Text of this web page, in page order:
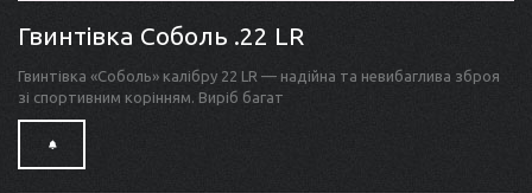
Гвинтівка Соболь .22 LR
Гвинтівка «Соболь» калібру 22 LR — надійна та невибаглива зброя
зі спортивним корінням. Виріб багат